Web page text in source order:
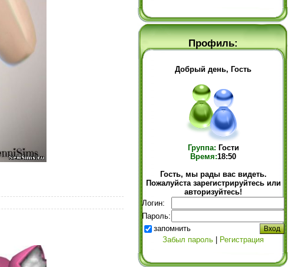
Профиль:
Добрый день, Гость
Группа: Гости
Время:18:50
Гость, мы рады вас видеть.
Пожалуйста зарегистрируйтесь или
авторизуйтесь!
Логин:
Пароль:
запомнить
Забыл пароль
Регистрация